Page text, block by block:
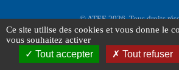
© ATEE 2026. Tous droits
FOOTER
Protection des données personnelles
Ce site utilise des cookies et vous donne le
vous souhaitez activer
Tout accepter Tout refuser